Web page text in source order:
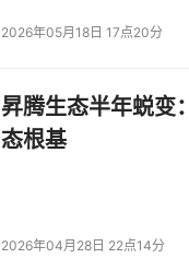
2026年05月18日 17点20分
昇腾生态半年蜕变
态根基
2026年04月28日 22点14分